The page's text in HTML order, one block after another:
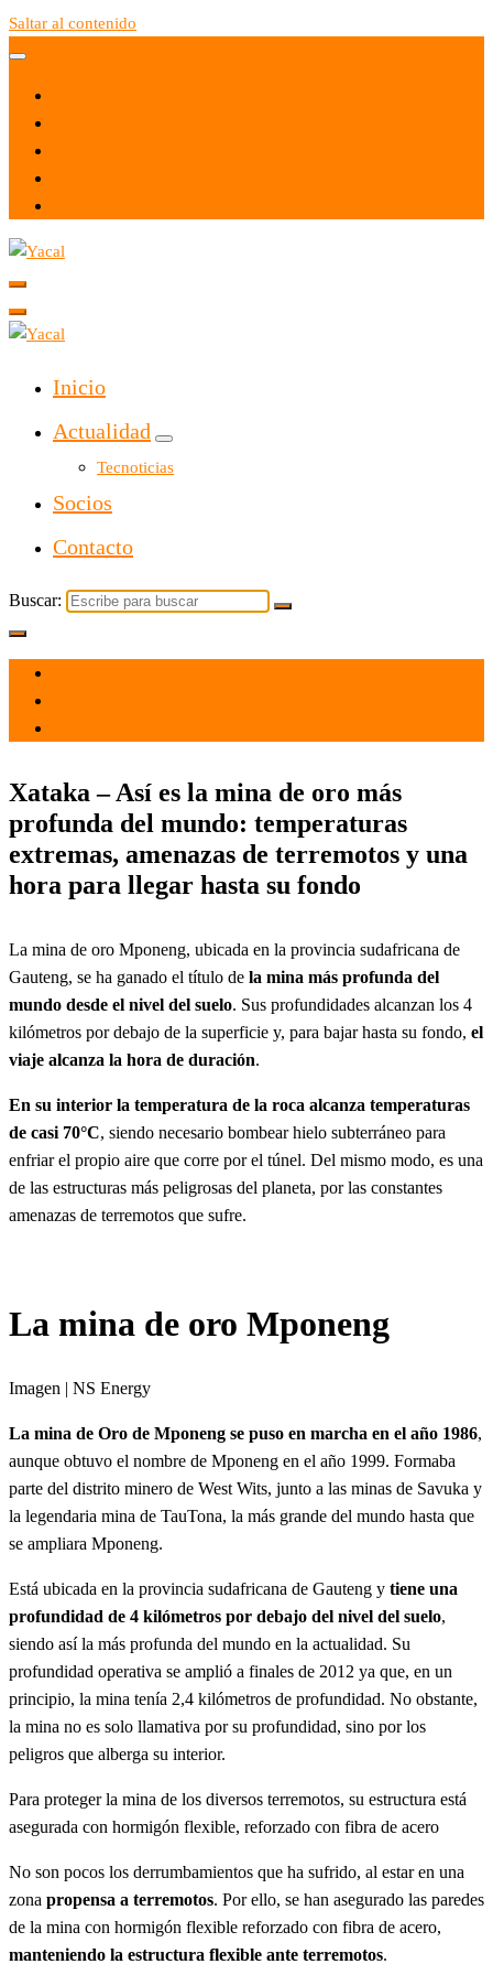
Saltar al contenido
Yacal micro hosting
Inicio
Actualidad
Tecnoticias
Socios
Contacto
Buscar:
Xataka – Así es la mina de oro más
profunda del mundo: temperaturas
extremas, amenazas de terremotos y una
hora para llegar hasta su fondo
La mina de oro Mponeng, ubicada en la provincia sudafricana de
Gauteng, se ha ganado el título de la mina más profunda del
mundo desde el nivel del suelo. Sus profundidades alcanzan los 4
kilómetros por debajo de la superficie y, para bajar hasta su fondo, el
viaje alcanza la hora de duración.
En su interior la temperatura de la roca alcanza temperaturas
de casi 70°C, siendo necesario bombear hielo subterráneo para
enfriar el propio aire que corre por el túnel. Del mismo modo, es una
de las estructuras más peligrosas del planeta, por las constantes
amenazas de terremotos que sufre.
La mina de oro Mponeng
Imagen | NS Energy
La mina de Oro de Mponeng se puso en marcha en el año 1986,
aunque obtuvo el nombre de Mponeng en el año 1999. Formaba
parte del distrito minero de West Wits, junto a las minas de Savuka y
la legendaria mina de TauTona, la más grande del mundo hasta que
se ampliara Mponeng.
Está ubicada en la provincia sudafricana de Gauteng y tiene una
profundidad de 4 kilómetros por debajo del nivel del suelo,
siendo así la más profunda del mundo en la actualidad. Su
profundidad operativa se amplió a finales de 2012 ya que, en un
principio, la mina tenía 2,4 kilómetros de profundidad. No obstante,
la mina no es solo llamativa por su profundidad, sino por los
peligros que alberga su interior.
Para proteger la mina de los diversos terremotos, su estructura está
asegurada con hormigón flexible, reforzado con fibra de acero
No son pocos los derrumbamientos que ha sufrido, al estar en una
zona propensa a terremotos. Por ello, se han asegurado las paredes
de la mina con hormigón flexible reforzado con fibra de acero,
manteniendo la estructura flexible ante terremotos.